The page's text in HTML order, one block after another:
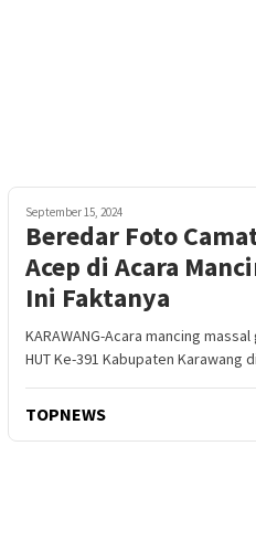
September 15, 2024
Beredar Foto
Acep di Acara
Ini Faktanya
KARAWANG-Acara mancing
HUT Ke-391 Kabupaten
TOPNEWS